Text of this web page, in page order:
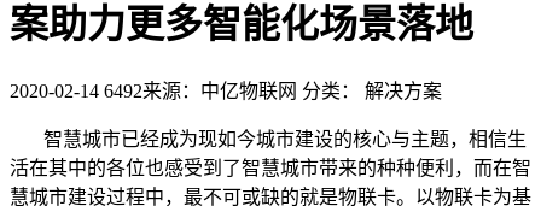
案助力更多智能化场景落地
2020-02-14 6492来源：中亿物联网 分类： 解决方案
智慧城市已经成为现如今城市建设的核心与主题，相信生
活在其中的各位也感受到了智慧城市带来的种种便利，而在智
慧城市建设过程中，最不可或缺的就是物联卡。以物联卡为基